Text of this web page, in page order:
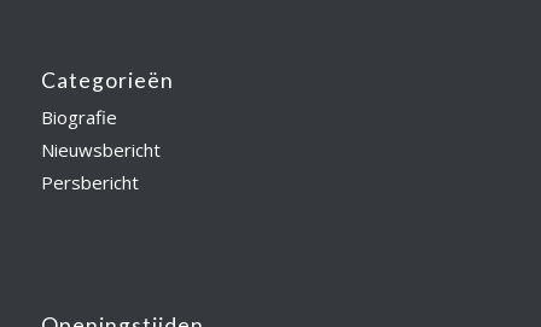
Categorieën
Biografie
Nieuwsbericht
Persbericht